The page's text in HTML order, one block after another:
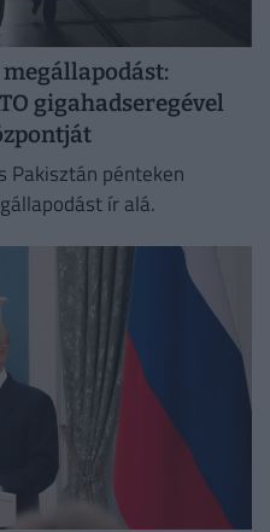
gigahadseregével
Pakisztán pénteken
ír alá.